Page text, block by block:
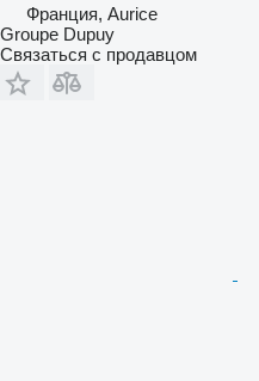
Франция, Aurice
Groupe Dupuy
Связаться с продавцом